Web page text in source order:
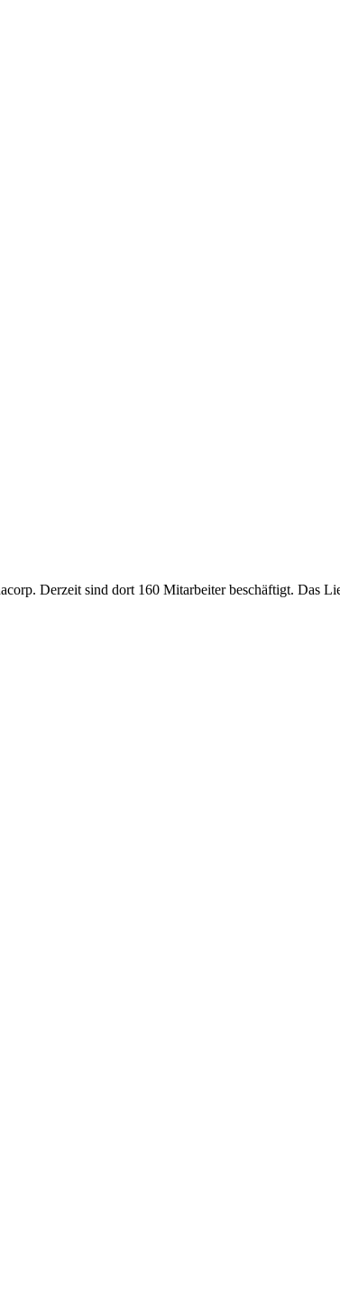
Derzeit sind dort 160 Mitarbeiter beschäftigt. Das